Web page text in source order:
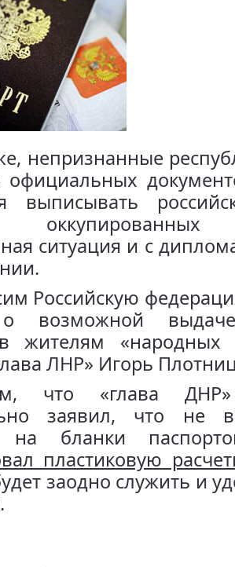
непризнанные
официальных
выписывать
оккупированных
ситуация и с
Российскую
возможной выдаче
жителям «народных
ЛНР» Игорь
что «глава ДНР»
заявил, что не
на бланки
пластиковую
заодно служить и